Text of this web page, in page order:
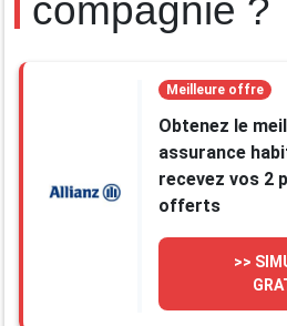
compagnie ?
Meilleure offre
Obtenez le
assurance
recevez vos 2
offerts
>>